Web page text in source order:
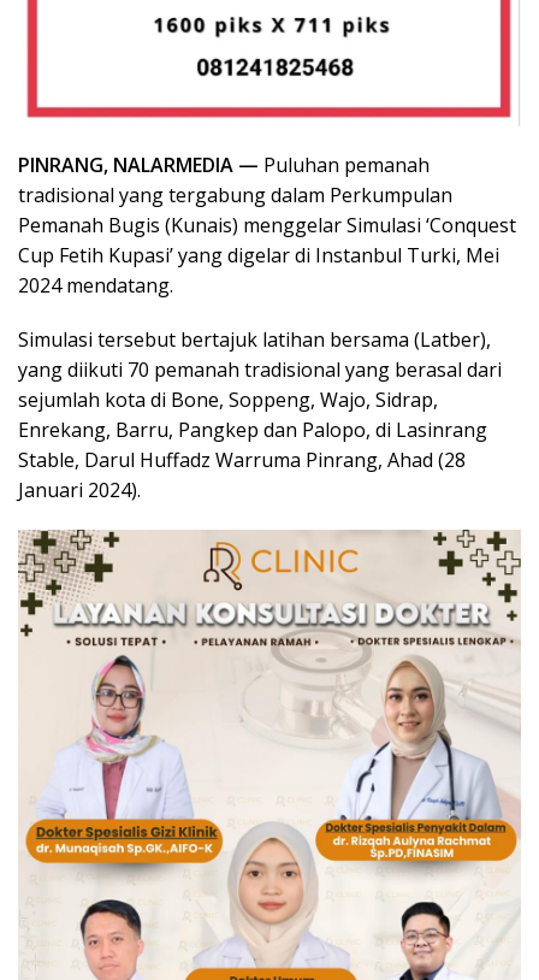
PINRANG, NALARMEDIA — Puluhan pemanah
tradisional yang tergabung dalam Perkumpulan
Pemanah Bugis (Kunais) menggelar Simulasi ‘Conquest
Cup Fetih Kupasi’ yang digelar di Instanbul Turki, Mei
2024 mendatang.
Simulasi tersebut bertajuk latihan bersama (Latber),
yang diikuti 70 pemanah tradisional yang berasal dari
sejumlah kota di Bone, Soppeng, Wajo, Sidrap,
Enrekang, Barru, Pangkep dan Palopo, di Lasinrang
Stable, Darul Huffadz Warruma Pinrang, Ahad (28
Januari 2024).